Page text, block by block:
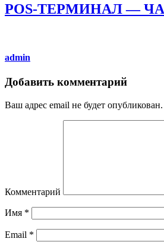
POS-ТЕРМИНАЛ —
admin
Добавить комментарий
Ваш адрес email не будет опубликован.
Комментарий
Имя *
Email *